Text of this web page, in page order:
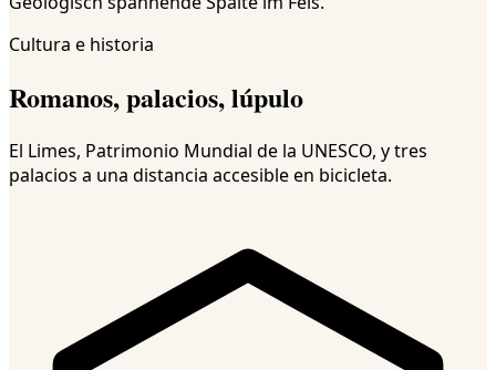
Cultura e historia
Romanos, palacios, lúpulo
El Limes, Patrimonio Mundial de la UNESCO, y tres
palacios a una distancia accesible en bicicleta.